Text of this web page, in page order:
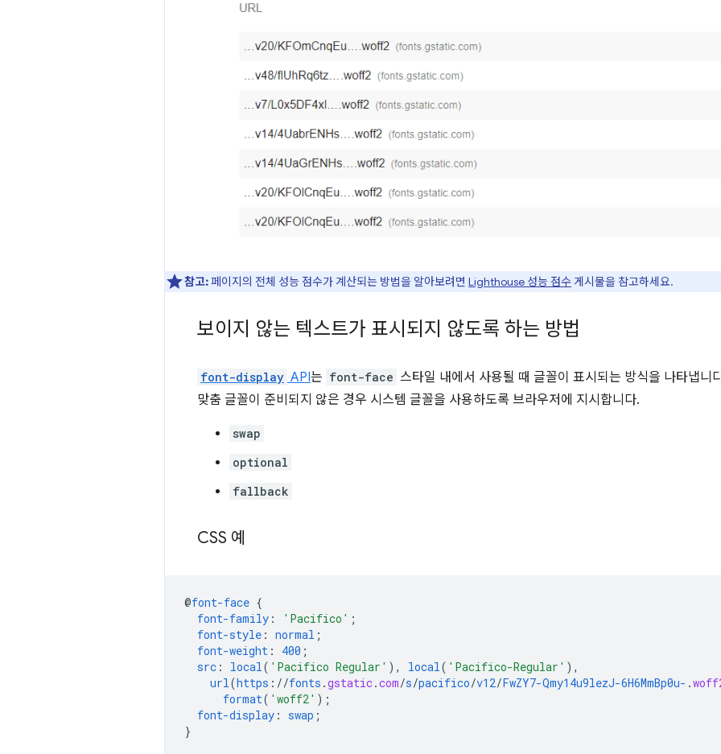
참고:페이지의 전체 성능 점수가 계산되는 방법을 알아보려면 Lighthouse 성능 점수 게시물을 참고하세요.
보이지 않는 텍스트가 표시되지 않도록 하는 방법
font-display API는 font-face 스타일 내에서 사용될 때 글꼴이 표시되는 방식을 나타냅니
맞춤 글꼴이 준비되지 않은 경우 시스템 글꼴을 사용하도록 브라우저에 지시합니다.
swap
optional
fallback
CSS 예
@font-face {
font-family : 'Pacifico' ;
font-style : normal ;
font-weight : 400 ;
src : local( 'Pacifico Regular' ), local( 'Pacifico-Regular' ),
url(https ://fonts .gstatic.com/s/pacifico/v12/FwZY7-Qmy14u9lezJ-6H6MmBp0u- .
format( 'woff2' );
font-display : swap ;
}